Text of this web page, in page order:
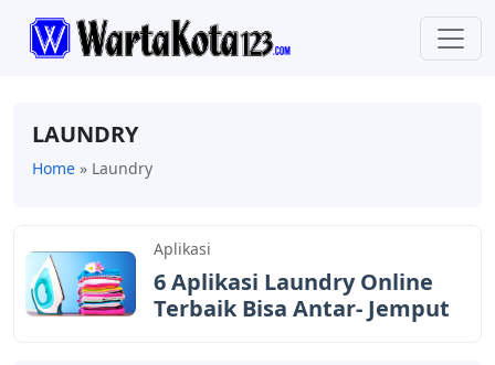
LAUNDRY
Home » Laundry
Aplikasi
6 Aplikasi Laundry Online
Terbaik Bisa Antar- Jemput